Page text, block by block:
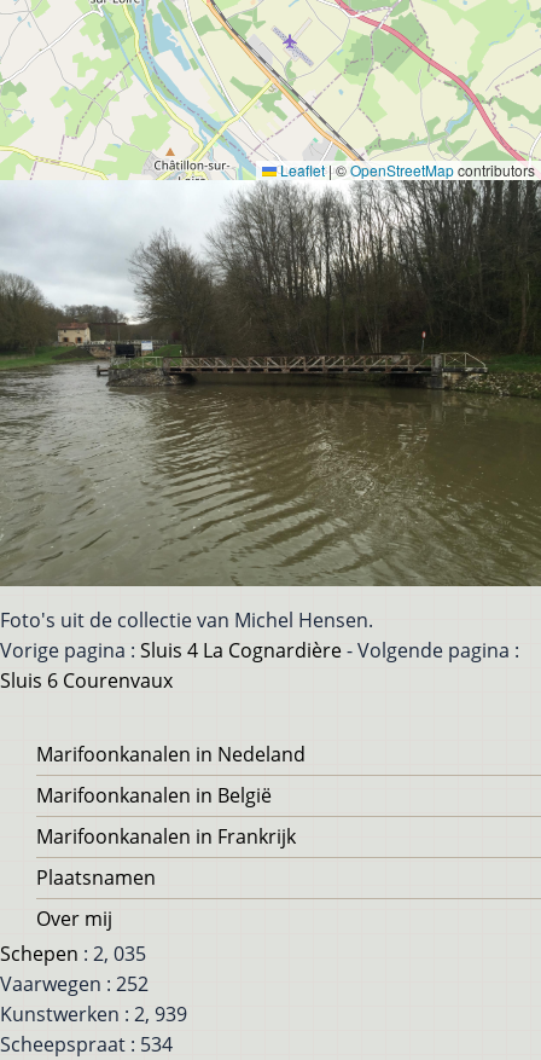
Leaflet |©OpenStreetMapcontributors
Foto's uit de collectie van Michel Hensen.
Vorige pagina : Sluis 4 La Cognardière- Volgende pagina :
Sluis 6 Courenvaux
Voet
Marifoonkanalen in Nedeland
Marifoonkanalen in België
Marifoonkanalen in Frankrijk
Plaatsnamen
Over mij
Schepen : 2, 035
Vaarwegen : 252
Kunstwerken : 2, 939
Scheepspraat : 534